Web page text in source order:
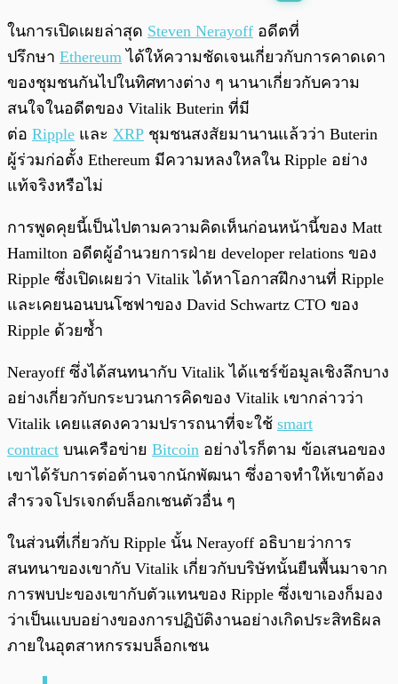
พร้อมเล่น
ในการเปิดเผยล่าสุด Steven Nerayoff อดีตที่
ปรึกษา Ethereum ได้ให้ความชัดเจนเกี่ยวกับการคาดเดา
ของชุมชนกันไปในทิศทางต่าง ๆ นานาเกี่ยวกับความ
สนใจในอดีตของ Vitalik Buterin ที่มี
ต่อ Ripple และ XRP ชุมชนสงสัยมานานแล้วว่า Buterin
ผู้ร่วมก่อตั้ง Ethereum มีความหลงใหลใน Ripple อย่าง
แท้จริงหรือไม่
การพูดคุยนี้เป็นไปตามความคิดเห็นก่อนหน้านี้ของ Matt
Hamilton อดีตผู้อำนวยการฝ่าย developer relations ของ
Ripple ซึ่งเปิดเผยว่า Vitalik ได้หาโอกาสฝึกงานที่ Ripple
และเคยนอนบนโซฟาของ David Schwartz CTO ของ
Ripple ด้วยซ้ำ
Nerayoff ซึ่งได้สนทนากับ Vitalik ได้แชร์ข้อมูลเชิงลึกบาง
อย่างเกี่ยวกับกระบวนการคิดของ Vitalik เขากล่าวว่า
Vitalik เคยแสดงความปรารถนาที่จะใช้ smart
contract บนเครือข่าย Bitcoin อย่างไรก็ตาม ข้อเสนอของ
เขาได้รับการต่อต้านจากนักพัฒนา ซึ่งอาจทำให้เขาต้อง
สำรวจโปรเจกต์บล็อกเชนตัวอื่น ๆ
ในส่วนที่เกี่ยวกับ Ripple นั้น Nerayoff อธิบายว่าการ
สนทนาของเขากับ Vitalik เกี่ยวกับบริษัทนั้นยืนพื้นมาจาก
การพบปะของเขากับตัวแทนของ Ripple ซึ่งเขาเองก็มอง
ว่าเป็นแบบอย่างของการปฏิบัติงานอย่างเกิดประสิทธิผล
ภายในอุตสาหกรรมบล็อกเชน